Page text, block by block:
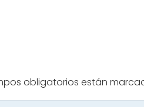
obligatorios están